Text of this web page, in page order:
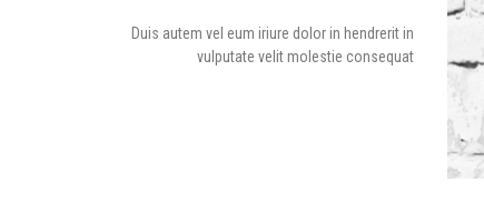
Duis autem vel eum iriure dolor in hendrerit in
vulputate velit molestie consequat